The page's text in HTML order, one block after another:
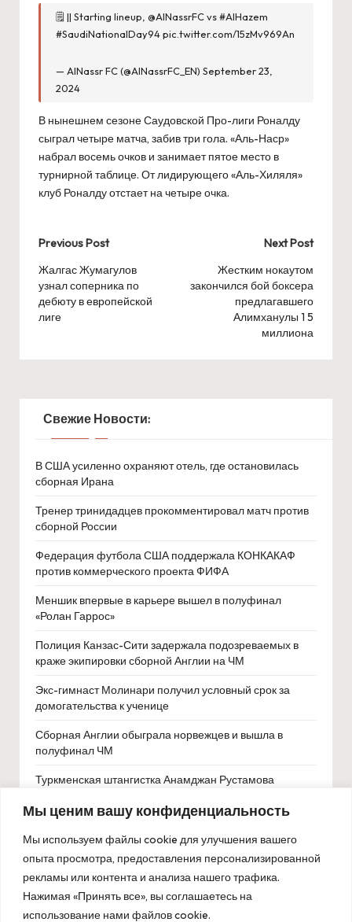
Мы ценим вашу конфиденциальность
Мы используем файлы cookie для улучшения вашего
опыта просмотра, предоставления персонализированной
рекламы или контента и анализа нашего трафика.
Нажимая «Принять все», вы соглашаетесь на
использование нами файлов cookie.
🗒 || Starting lineup,@AlNassrFCvs#AlHazem
#SaudiNationalDay94 pic.twitter.com/15zMv969An
— AlNassr FC (@AlNassrFC_EN)September 23,
2024
В нынешнем сезоне Саудовской Про-лиги Роналду
сыграл четыре матча, забив три гола. «Аль-Наср»
набрал восемь очков и занимает пятое место в
турнирной таблице. От лидирующего «Аль-Хиляля»
клуб Роналду отстает на четыре очка.
Post
navigation
Previous Post
Жалгас Жумагулов
узнал соперника по
дебюту в европейской
лиге
Next Post
Жестким нокаутом
закончился бой боксера
предлагавшего
Алимханулы 1 5
миллиона
Свежие Новости:
В США усиленно охраняют отель, где остановилась
сборная Ирана
Тренер тринидадцев прокомментировал матч против
сборной России
Федерация футбола США поддержала КОНКАКАФ
против коммерческого проекта ФИФА
Меншик впервые в карьере вышел в полуфинал
«Ролан Гаррос»
Полиция Канзас-Сити задержала подозреваемых в
краже экипировки сборной Англии на ЧМ
Экс-гимнаст Молинари получил условный срок за
домогательства к ученице
Сборная Англии обыграла норвежцев и вышла в
полуфинал ЧМ
Туркменская штангистка Анамджан Рустамова
чемпионате мира